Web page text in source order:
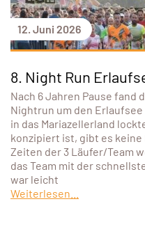
12. Juni 2026
8. Night Run
Nach 6 Jahren Pause fand
Nightrun um den
in das Mariazellerland
konzipiert ist, gibt es
Zeiten der 3 Läufer/Team
das Team mit der
war leicht
Weiterlesen...